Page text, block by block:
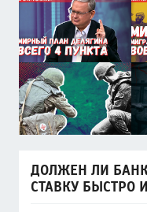
ДОЛЖЕН ЛИ
СТАВКУ БЫСТРО